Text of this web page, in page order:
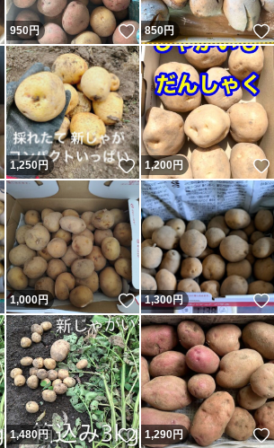
いいね！
950円 いいね！
850円
いいね！
1,250円 いいね！
1,200円
いいね！
1,000円 いいね！
1,300円
いいね！
1,480円 いいね！
1,290円